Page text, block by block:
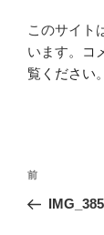
このサイト
います。
コ
覧ください。
ナ
前
の
前